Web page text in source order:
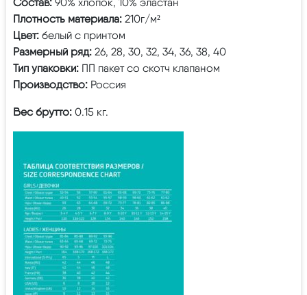
Плотность материала: 210г/м²
Цвет: белый с принтом
Размерный ряд: 26, 28, 30, 32, 34, 36, 38, 40
Тип упаковки: ПП пакет со скотч клапаном
Производство: Россия
Вес брутто: 0.15 кг.